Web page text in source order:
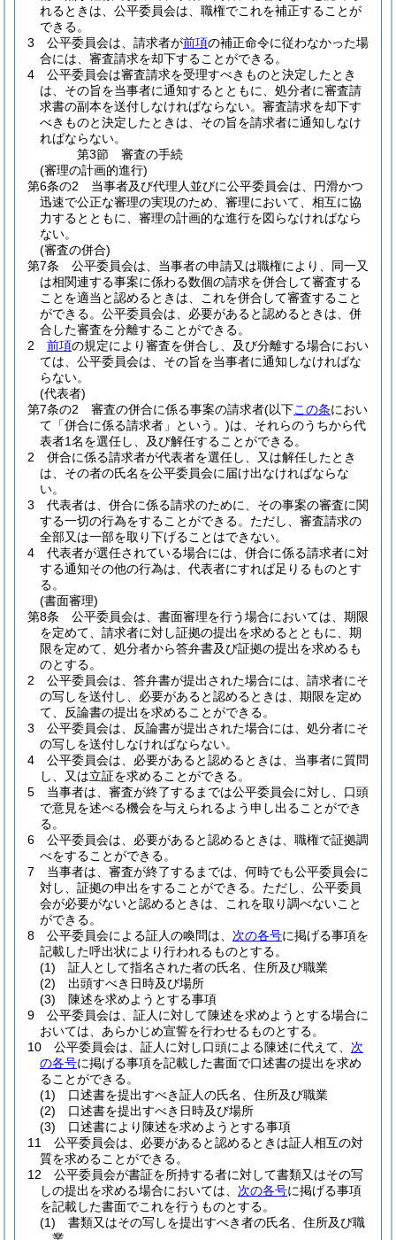
れるときは、公平委員会は、職権でこれを補正することが
できる。
3
公平委員会は、請求者が前項の補正命令に従わなかった場
合には、審査請求を却下することができる。
4
公平委員会は審査請求を受理すべきものと決定したとき
は、その旨を当事者に通知するとともに、処分者に審査請
求書の副本を送付しなければならない。 審査請求を却下す
べきものと決定したときは、その旨を請求者に通知しなけ
ればならない。
第3節
審査の手続
(審理の計画的進行)
第6条の2
当事者及び代理人並びに公平委員会は、円滑かつ
迅速で公正な審理の実現のため、審理において、相互に協
力するとともに、審理の計画的な進行を図らなければなら
ない。
(審査の併合)
第7条
公平委員会は、当事者の申請又は職権により、同一又
は相関連する事案に係わる数個の請求を併合して審査する
ことを適当と認めるときは、これを併合して審査すること
ができる。 公平委員会は、必要があると認めるときは、併
合した審査を分離することができる。
2
前項の規定により審査を併合し、及び分離する場合におい
ては、公平委員会は、その旨を当事者に通知しなければな
らない。
(代表者)
第7条の2
審査の併合に係る事案の請求者(以下この条におい
て「併合に係る請求者」という。)は、それらのうちから代
表者1名を選任し、及び解任することができる。
2
併合に係る請求者が代表者を選任し、又は解任したとき
は、その者の氏名を公平委員会に届け出なければならな
い。
3
代表者は、併合に係る請求のために、その事案の審査に関
する一切の行為をすることができる。 ただし、審査請求の
全部又は一部を取り下げることはできない。
4
代表者が選任されている場合には、併合に係る請求者に対
する通知その他の行為は、代表者にすれば足りるものとす
る。
(書面審理)
第8条
公平委員会は、書面審理を行う場合においては、期限
を定めて、請求者に対し証拠の提出を求めるとともに、期
限を定めて、処分者から答弁書及び証拠の提出を求めるも
のとする。
2
公平委員会は、答弁書が提出された場合には、請求者にそ
の写しを送付し、必要があると認めるときは、期限を定め
て、反論書の提出を求めることができる。
3
公平委員会は、反論書が提出された場合には、処分者にそ
の写しを送付しなければならない。
4
公平委員会は、必要があると認めるときは、当事者に質問
し、又は立証を求めることができる。
5
当事者は、審査が終了するまでは公平委員会に対し、口頭
で意見を述べる機会を与えられるよう申し出ることができ
る。
6
公平委員会は、必要があると認めるときは、職権で証拠調
べをすることができる。
7
当事者は、審査が終了するまでは、何時でも公平委員会に
対し、証拠の申出をすることができる。 ただし、公平委員
会が必要がないと認めるときは、これを取り調べないこと
ができる。
8
公平委員会による証人の喚問は、 次の各号に掲げる事項を
記載した呼出状により行われるものとする。
(1)
証人として指名された者の氏名、住所及び職業
(2)
出頭すべき日時及び場所
(3)
陳述を求めようとする事項
9
公平委員会は、証人に対して陳述を求めようとする場合に
おいては、あらかじめ宣誓を行わせるものとする。
10
公平委員会は、証人に対し口頭による陳述に代えて、 次
の各号に掲げる事項を記載した書面で口述書の提出を求め
ることができる。
(1)
口述書を提出すべき証人の氏名、住所及び職業
(2)
口述書を提出すべき日時及び場所
(3)
口述書により陳述を求めようとする事項
11
公平委員会は、必要があると認めるときは証人相互の対
質を求めることができる。
12
公平委員会が書証を所持する者に対して書類又はその写
しの提出を求める場合においては、 次の各号に掲げる事項
を記載した書面でこれを行うものとする。
(1)
書類又はその写しを提出すべき者の氏名、住所及び職